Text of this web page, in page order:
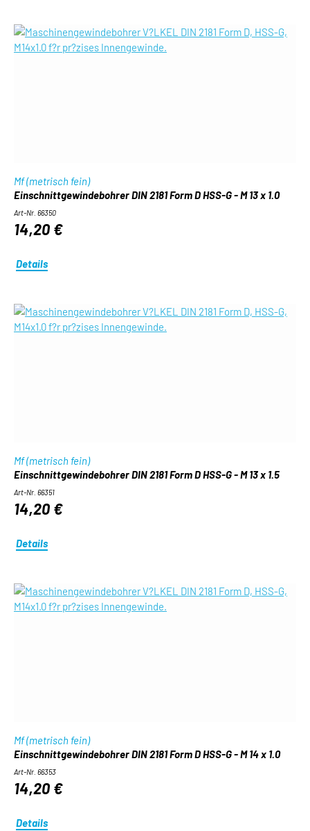
Mf (metrisch fein)
Einschnittgewindebohrer DIN 2181 Form D HSS-G - M 13 x 1.0
Art-Nr. 66350
14,20 €
Details
Mf (metrisch fein)
Einschnittgewindebohrer DIN 2181 Form D HSS-G - M 13 x 1.5
Art-Nr. 66351
14,20 €
Details
Mf (metrisch fein)
Einschnittgewindebohrer DIN 2181 Form D HSS-G - M 14 x 1.0
Art-Nr. 66353
14,20 €
Details